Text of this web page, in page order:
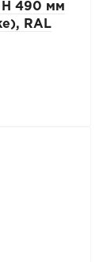
Н 490 мм
RAL